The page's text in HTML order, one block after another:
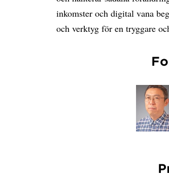
inkomster och digital vana
och verktyg för en tryggare